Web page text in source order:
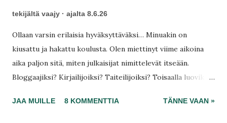
tekijältä vaajy ajalta 8.6.26
Ollaan varsin erilaisia hyväksyttäväksi… Minuakin on
kiusattu ja hakattu koulusta. Olen miettinyt viime aikoina
aika paljon sitä, miten julkaisijat nimittelevät itseään.
Bloggaajiksi? Kirjailijoiksi? Taiteilijoiksi? Toisaalla luoviksi?
Runoilijoiksi? Mutta nimike, joka pätee kuvissa jokaiseen,
JAA MUILLE 8 KOMMENTTIA TÄNNE VAAN »